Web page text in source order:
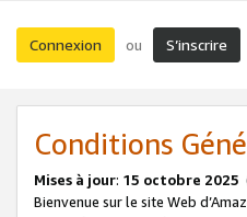
Connexion ou S’inscrire
Conditions
Mises à jour: 15 octobre 2025
Bienvenue sur le site Web